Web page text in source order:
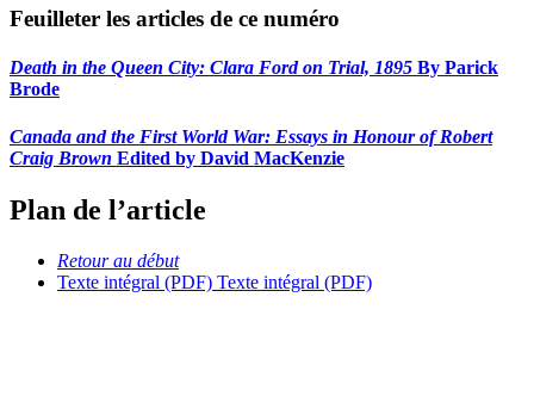
Feuilleter les articles de ce numéro
Death in the Queen City: Clara Ford on Trial, 1895 By Parick
Brode
Canada and the First World War: Essays in Honour of Robert
Craig Brown Edited by David MacKenzie
Plan de l’article
Retour au début
Texte intégral (PDF) Texte intégral (PDF)